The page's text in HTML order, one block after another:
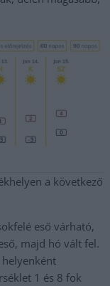
a következő
eső várható,
majd hó vált fel.
helyenként
1 és 8 fok